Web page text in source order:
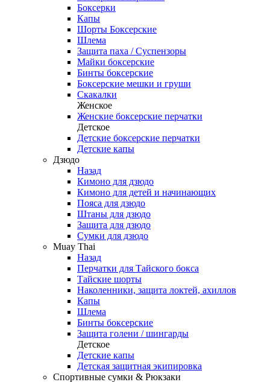
Боксерки
Капы
Шорты Боксерские
Шлема
Защита паха / Суспензоры
Майки боксерские
Бинты боксерские
Боксерские мешки и груши
Скакалки
Женское
Женские боксерские перчатки
Детское
Детские боксерские перчатки
Детские капы
Дзюдо
Назад
Кимоно для дзюдо
Кимоно для детей и начинающих
Пояса для дзюдо
Штаны для дзюдо
Защита для дзюдо
Сумки для дзюдо
Muay Thai
Назад
Перчатки для Тайского бокса
Тайские шорты
Наколенники, защита локтей, ахиллов
Капы
Шлема
Бинты боксерские
Защита голени / шингарды
Детское
Детские капы
Детская защитная экипировка
Спортивные сумки & Рюкзаки